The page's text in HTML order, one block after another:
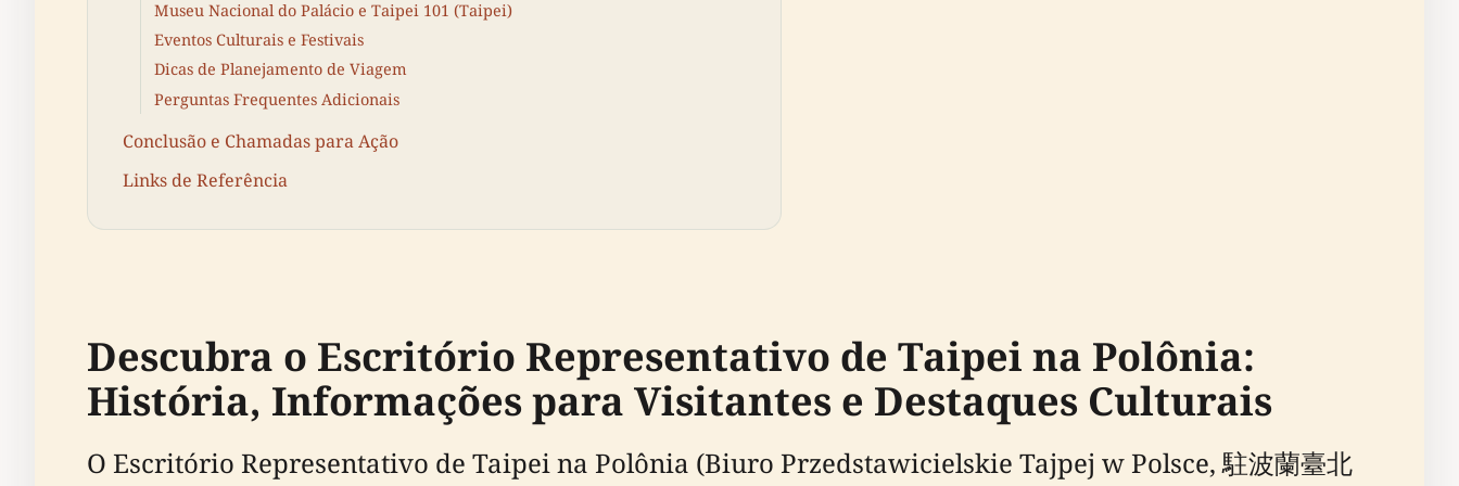
Museu Nacional do Palácio e Taipei 101 (Taipei)
Eventos Culturais e Festivais
Dicas de Planejamento de Viagem
Perguntas Frequentes Adicionais
Conclusão e Chamadas para Ação
Links de Referência
Descubra o Escritório Representativo de Taipei na Polônia:
História, Informações para Visitantes e Destaques Culturais
O Escritório Representativo de Taipei na Polônia (Biuro Przedstawicielskie Tajpej w Polsce, 駐波蘭臺北